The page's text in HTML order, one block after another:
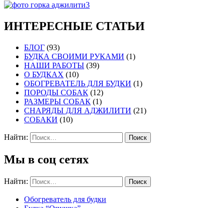
ИНТЕРЕСНЫЕ СТАТЬИ
БЛОГ (93)
БУДКА СВОИМИ РУКАМИ (1)
НАШИ РАБОТЫ (39)
О БУДКАХ (10)
ОБОГРЕВАТЕЛЬ ДЛЯ БУДКИ (1)
ПОРОДЫ СОБАК (12)
РАЗМЕРЫ СОБАК (1)
СНАРЯДЫ ДЛЯ АДЖИЛИТИ (21)
СОБАКИ (10)
Найти:
Мы в соц сетях
Найти:
Обогреватель для будки